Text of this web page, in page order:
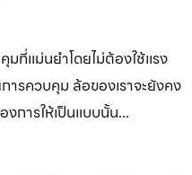
มที่แม่นยำโดยไม่ต้องใช้แรง
ารควบคุม ล้อของเราจะยังคง
งการให้เป็นแบบนั้น...